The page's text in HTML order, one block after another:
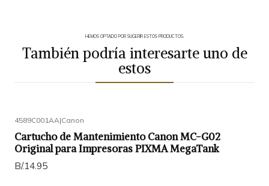
HEMOS OPTADO POR SUGERIR ESTOS PRODUCTOS.
También podría interesarte uno de
estos
4589C001AA|Canon
Cartucho de Mantenimiento Canon MC-G02
Original para Impresoras PIXMA MegaTank
B/.14.95